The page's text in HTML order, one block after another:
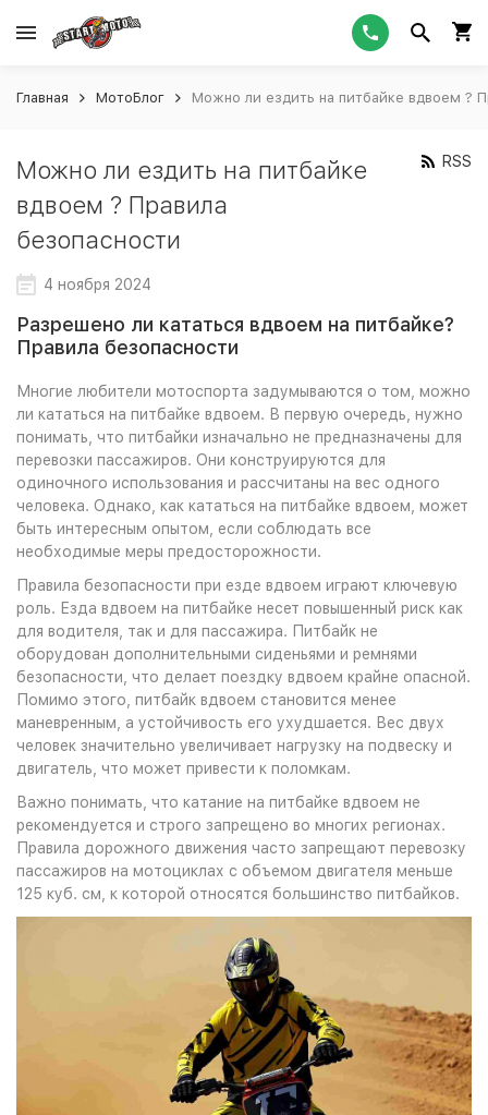
Главная МотоБлог Можно ли ездить на питбайке вдвоем ?
Можно ли ездить на питбайке
вдвоем ? Правила
безопасности
RSS
4 ноября 2024
Разрешено ли кататься вдвоем на питбайке?
Правила безопасности
Многие любители мотоспорта задумываются о том, можно
ли кататься на питбайке вдвоем. В первую очередь, нужно
понимать, что питбайки изначально не предназначены для
перевозки пассажиров. Они конструируются для
одиночного использования и рассчитаны на вес одного
человека. Однако, как кататься на питбайке вдвоем, может
быть интересным опытом, если соблюдать все
необходимые меры предосторожности.
Правила безопасности при езде вдвоем играют ключевую
роль. Езда вдвоем на питбайке несет повышенный риск как
для водителя, так и для пассажира. Питбайк не
оборудован дополнительными сиденьями и ремнями
безопасности, что делает поездку вдвоем крайне опасной.
Помимо этого, питбайк вдвоем становится менее
маневренным, а устойчивость его ухудшается. Вес двух
человек значительно увеличивает нагрузку на подвеску и
двигатель, что может привести к поломкам.
Важно понимать, что катание на питбайке вдвоем не
рекомендуется и строго запрещено во многих регионах.
Правила дорожного движения часто запрещают перевозку
пассажиров на мотоциклах с объемом двигателя меньше
125 куб. см, к которой относятся большинство питбайков.